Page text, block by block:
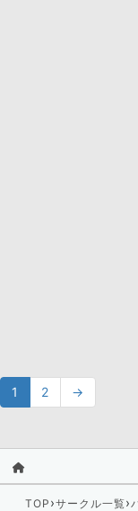
1 2 →
TOP ›サークル一覧›